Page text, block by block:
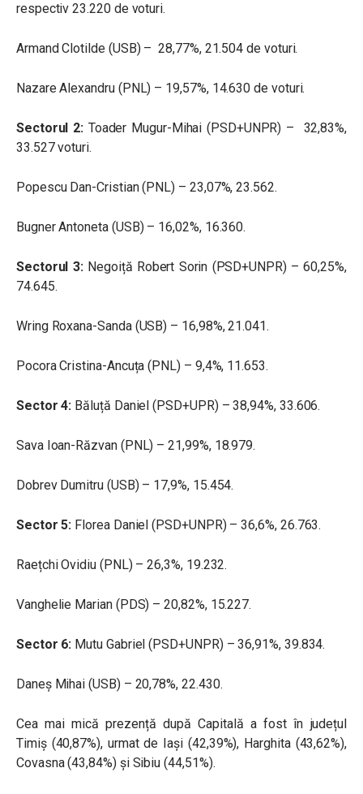
respectiv 23.220 de voturi.
Armand Clotilde (USB) – 28,77%, 21.504 de voturi.
Nazare Alexandru (PNL) – 19,57%, 14.630 de voturi.
Sectorul 2: Toader Mugur-Mihai (PSD+UNPR) – 32,83%,
33.527 voturi.
Popescu Dan-Cristian (PNL) – 23,07%, 23.562.
Bugner Antoneta (USB) – 16,02%, 16.360.
Sectorul 3: Negoiță Robert Sorin (PSD+UNPR) – 60,25%,
74.645.
Wring Roxana-Sanda (USB) – 16,98%, 21.041.
Pocora Cristina-Ancuța (PNL) – 9,4%, 11.653.
Sector 4: Băluță Daniel (PSD+UPR) – 38,94%, 33.606.
Sava Ioan-Răzvan (PNL) – 21,99%, 18.979.
Dobrev Dumitru (USB) – 17,9%, 15.454.
Sector 5: Florea Daniel (PSD+UNPR) – 36,6%, 26.763.
Raețchi Ovidiu (PNL) – 26,3%, 19.232.
Vanghelie Marian (PDS) – 20,82%, 15.227.
Sector 6: Mutu Gabriel (PSD+UNPR) – 36,91%, 39.834.
Daneș Mihai (USB) – 20,78%, 22.430.
Cea mai mică prezență după Capitală a fost în județul
Timiș (40,87%), urmat de Iași (42,39%), Harghita (43,62%),
Covasna (43,84%) și Sibiu (44,51%).